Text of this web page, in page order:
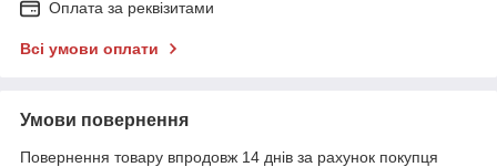
Оплата за реквізитами
Всі умови оплати
Умови повернення
Повернення товару впродовж 14 днів за рахунок покупця